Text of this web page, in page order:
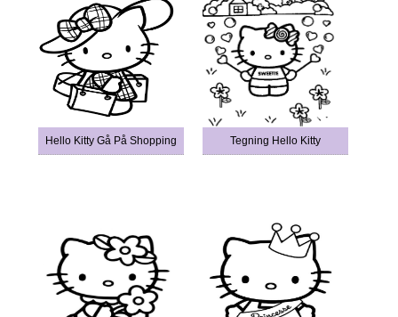
Hello Kitty Gå På Shopping Tegning Hello Kitty